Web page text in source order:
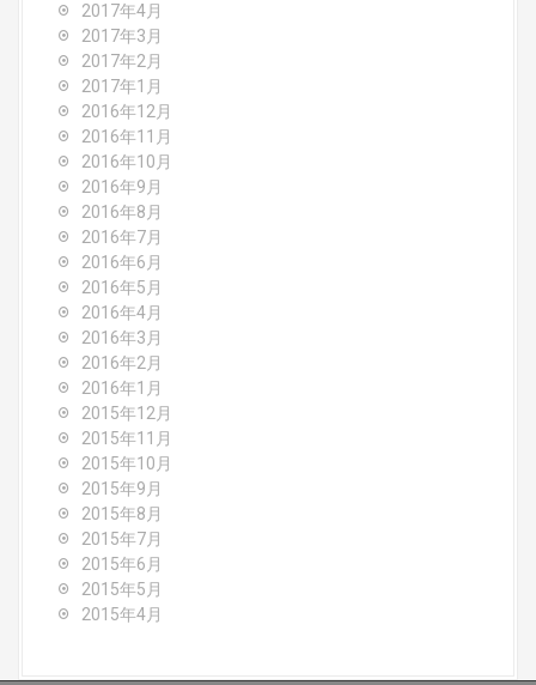
2017年4月
2017年3月
2017年2月
2017年1月
2016年12月
2016年11月
2016年10月
2016年9月
2016年8月
2016年7月
2016年6月
2016年5月
2016年4月
2016年3月
2016年2月
2016年1月
2015年12月
2015年11月
2015年10月
2015年9月
2015年8月
2015年7月
2015年6月
2015年5月
2015年4月